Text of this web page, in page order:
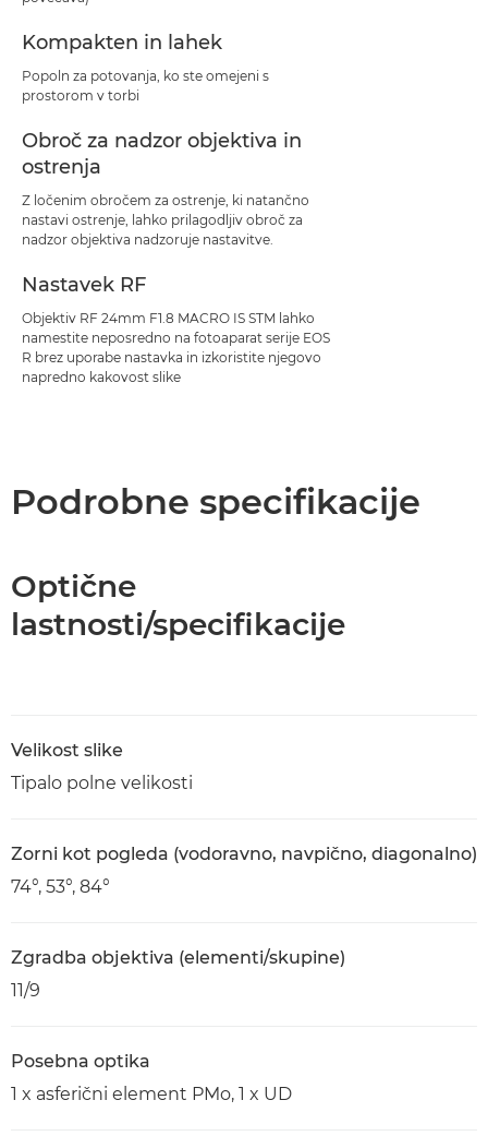
Kompakten in lahek
Popoln za potovanja, ko ste omejeni s
prostorom v torbi
Obroč za nadzor objektiva in
ostrenja
Z ločenim obročem za ostrenje, ki natančno
nastavi ostrenje, lahko prilagodljiv obroč za
nadzor objektiva nadzoruje nastavitve.
Nastavek RF
Objektiv RF 24mm F1.8 MACRO IS STM lahko
namestite neposredno na fotoaparat serije EOS
R brez uporabe nastavka in izkoristite njegovo
napredno kakovost slike
Podrobne specifikacije
Optične
lastnosti/specifikacije
Velikost slike
Tipalo polne velikosti
Zorni kot pogleda (vodoravno, navpično, diagonalno)
74°, 53°, 84°
Zgradba objektiva (elementi/skupine)
11/9
Posebna optika
1 x asferični element PMo, 1 x UD